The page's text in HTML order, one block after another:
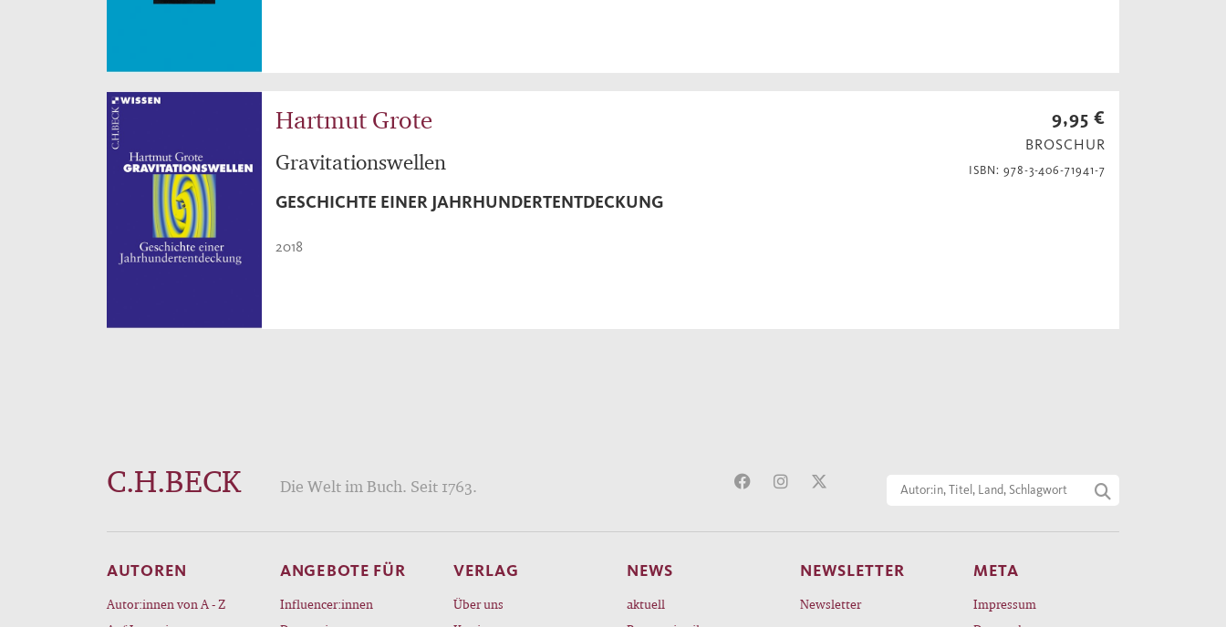
Hartmut Grote
Gravitationswellen
GESCHICHTE EINER JAHRHUNDERTENTDECKUNG
2018
9,95 €
BROSCHUR
ISBN: 978-3-406-71941-7
C.H.BECK Die Welt im Buch. Seit 1763.
AUTOREN
Autor:innen von A - Z
ANGEBOTE FÜR
Influencer:innen
VERLAG
Über uns
NEWS
aktuell
NEWSLETTER
Newsletter
META
Impressum